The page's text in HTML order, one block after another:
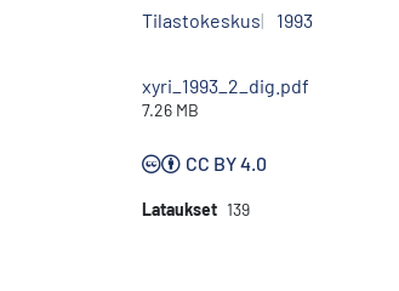
Tilastokeskus 1993
xyri_1993_2_dig.pdf
7.26 MB
CC BY 4.0
Lataukset 139